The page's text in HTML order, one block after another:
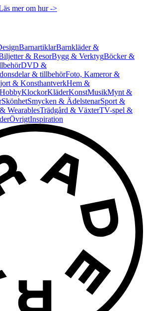
mer om hur ->
BarnartiklarBarnkläder &
& ResorBygg & VerktygBöcker &
DVD &
& tillbehörFoto, Kameror &
& KonsthantverkHem &
HobbyKlockorKläderKonstMusikMynt &
SkönhetSmycken & ÄdelstenarSport &
WearablesTrädgård & VäxterTV-spel &
ÖvrigtInspiration